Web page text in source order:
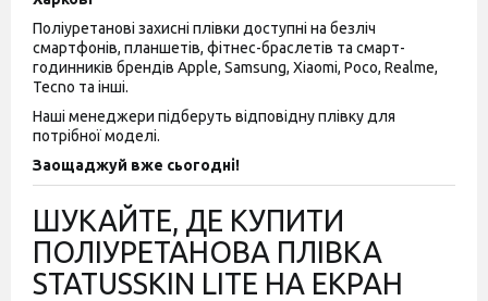
Поліуретанові захисні плівки доступні на безліч
смартфонів, планшетів, фітнес-браслетів та смарт-
годинників брендів Apple, Samsung, Xiaomi, Poco, Realme,
Tecno та інші.
Наші менеджери підберуть відповідну плівку для
потрібної моделі.
Заощаджуй вже сьогодні!
ШУКАЙТЕ, ДЕ КУПИТИ
ПОЛІУРЕТАНОВА ПЛІВКА
STATUSSKIN LITE НА ЕКРАН